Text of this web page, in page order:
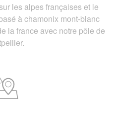
les alpes françaises et le
à chamonix mont-blanc
la france avec notre pôle de